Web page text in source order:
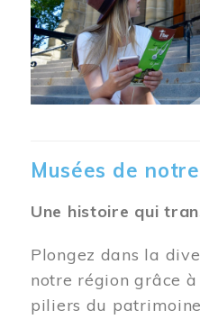
Musées de
Une histoire qui
Plongez dans la
notre région grâce à
piliers du